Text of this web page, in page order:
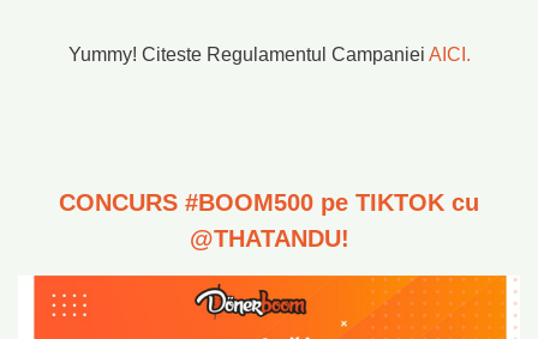
Yummy! Citeste Regulamentul Campaniei AICI.
CONCURS #BOOM500 pe TIKTOK cu
@THATANDU!